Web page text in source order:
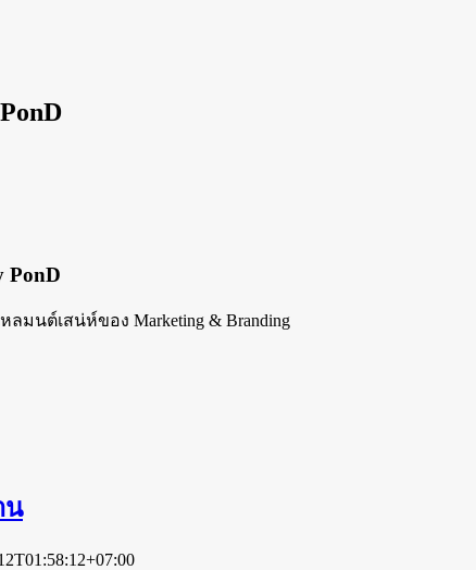
PonD
มนต์เสน่ห์ของ Marketing & Branding
น